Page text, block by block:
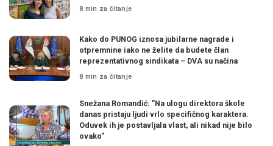
8 min za čitanje
Kako do PUNOG iznosa jubilarne nagrade i
otpremnine iako ne želite da budete član
reprezentativnog sindikata – DVA su načina
8 min za čitanje
Snežana Romandić: ”Na ulogu direktora škole
danas pristaju ljudi vrlo specifičnog karaktera.
Oduvek ih je postavljala vlast, ali nikad nije bilo
ovako”